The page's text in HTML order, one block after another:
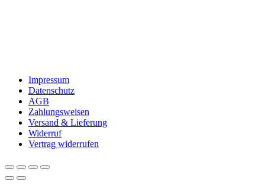
Impressum
Datenschutz
AGB
Zahlungsweisen
Versand & Lieferung
Widerruf
Vertrag widerrufen